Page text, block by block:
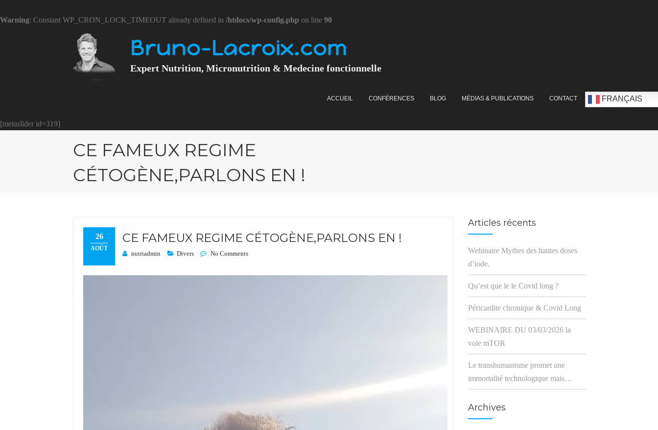
Warning: Constant WP_CRON_LOCK_TIMEOUT already defined in /htdocs/wp-config.php on line 90
Bruno-Lacroix.com
Expert Nutrition, Micronutrition & Medecine fonctionnelle
ACCUEIL CONFÉRENCES BLOG MÉDIAS & PUBLICATIONS CONTACT FRANÇAIS
[metaslider id=319]
CE FAMEUX REGIME
CÉTOGÈNE,PARLONS EN !
26
AOÛT
CE FAMEUX REGIME CÉTOGÈNE,PARLONS EN !
nutriadmin Divers No Comments
Articles récents
Webinaire Mythes des hautes doses
d’iode.
Qu’est que le le Covid long ?
Péricardite chronique & Covid Long
WEBINAIRE DU 03/03/2026 la
voie mTOR
Le transhumanisme promet une
immortalité technologique mais…
Archives